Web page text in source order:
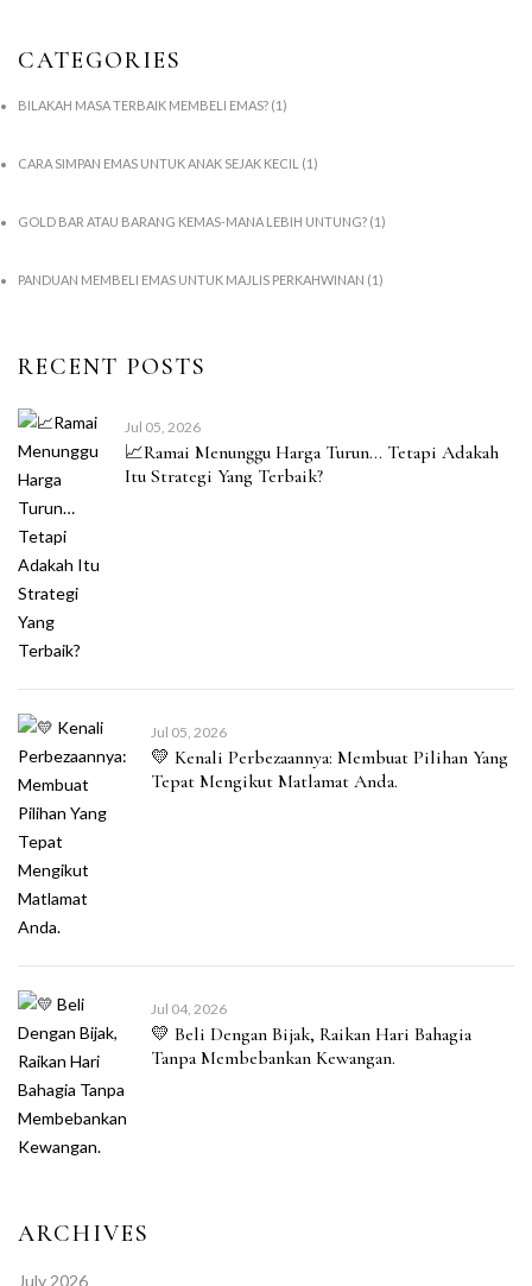
CATEGORIES
BILAKAH MASA TERBAIK MEMBELI EMAS? (1)
CARA SIMPAN EMAS UNTUK ANAK SEJAK KECIL (1)
GOLD BAR ATAU BARANG KEMAS-MANA LEBIH UNTUNG? (1)
PANDUAN MEMBELI EMAS UNTUK MAJLIS PERKAHWINAN (1)
RECENT POSTS
Jul 05, 2026
📈Ramai Menunggu Harga Turun… Tetapi Adakah
Itu Strategi Yang Terbaik?
Jul 05, 2026
💛 Kenali Perbezaannya: Membuat Pilihan Yang
Tepat Mengikut Matlamat Anda.
Jul 04, 2026
💛 Beli Dengan Bijak, Raikan Hari Bahagia
Tanpa Membebankan Kewangan.
ARCHIVES
July 2026